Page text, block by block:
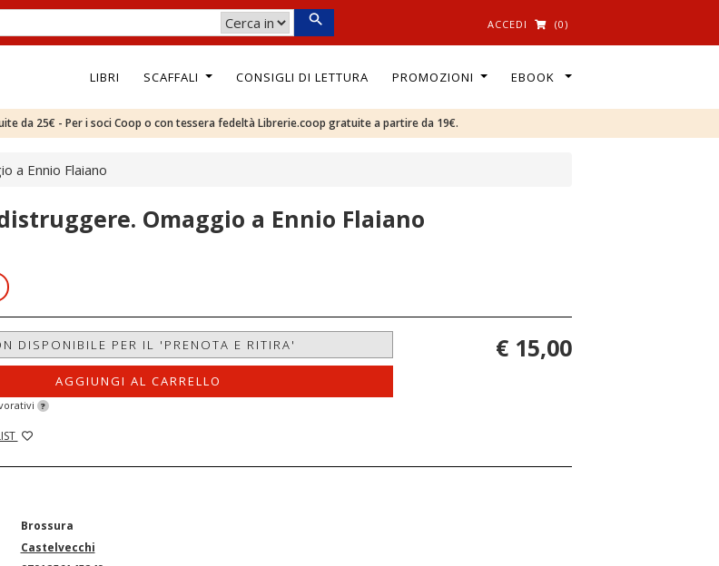
ACCEDI (0)
LIBRI SCAFFALI CONSIGLI DI LETTURA PROMOZIONI EBOOK
da 25€ - Per i soci Coop o con tessera fedeltà Librerie.coop gratuite a partire da 19€.
a Ennio Flaiano
Omaggio a Ennio Flaiano
DISPONIBILE PER IL 'PRENOTA E RITIRA'
AGGIUNGI AL CARRELLO
?
€ 15,00
Brossura
Castelvecchi